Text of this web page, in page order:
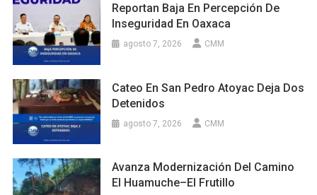
Reportan Baja En Percepción De
Inseguridad En Oaxaca
agosto 7, 2026 CMM
Cateo En San Pedro Atoyac Deja Dos
Detenidos
agosto 7, 2026 CMM
Avanza Modernización Del Camino
El Huamuche–El Frutillo